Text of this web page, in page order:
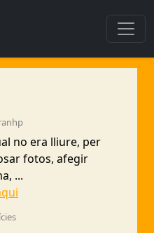
no era lliure, per
fotos, afegir
...